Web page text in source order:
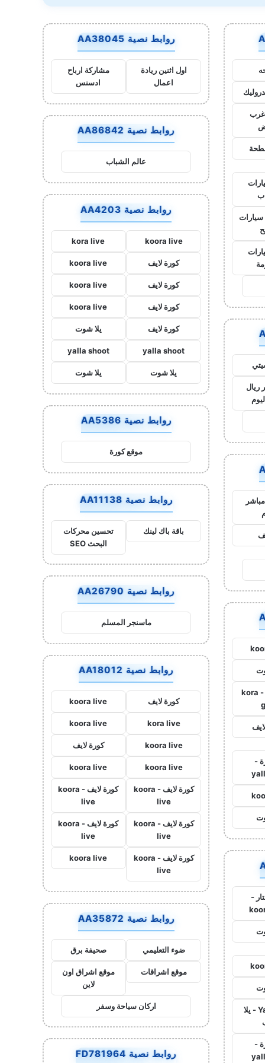
الخلاف
ريال
كورة جول - kora
-
-
Yalla Live - يلا
-
روابط نصية AA38045
اول اثنين ريادة
اعمال
مشاركة ارباح
ادسنس
روابط نصية AA86842
عالم الشباب
روابط نصية AA4203
koora live
kora live
كورة لايف koora live
كورة لايف koora live
كورة لايف koora live
كورة لايف يلا شوت
yalla shoot
yalla shoot
يلا شوت يلا شوت
روابط نصية AA5386
موقع كورة
روابط نصية AA11138
باقة باك لينك
تحسين محركات
البحث SEO
روابط نصية AA26790
ماسنجر المسلم
روابط نصية AA18012
كورة لايف koora live
kora live
koora live
koora live كورة لايف
koora live
koora live
كورة لايف - koora
live
كورة لايف - koora
live
كورة لايف - koora
live
كورة لايف - koora
live
كورة لايف - koora
live
koora live
روابط نصية AA35872
ضوء التعليمي صحيفة برق
موقع اشراقات
موقع اشراق اون
لاين
اركان سياحة وسفر
روابط نصية FD781964